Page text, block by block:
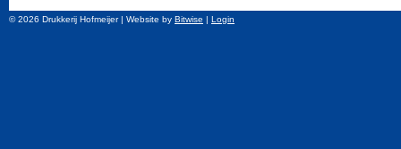
© 2026 Drukkerij Hofmeijer| Website by Bitwise | Login